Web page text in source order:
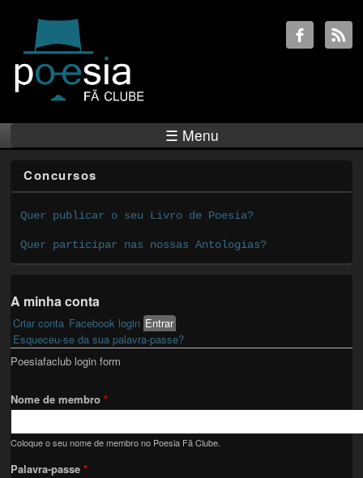
☰ Menu
Concursos
Quer publicar o seu Livro de Poesia?
Quer participar nas nossas Antologias?
A minha conta
Primary tabs
Criar conta Facebook login Entrar(active tab)
Esqueceu-se da sua palavra-passe?
Poesiafaclub login form
Nome de membro*
Coloque o seu nome de membro no Poesia Fã Clube.
Palavra-passe*